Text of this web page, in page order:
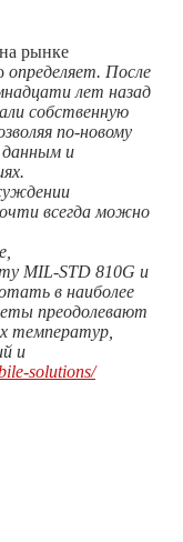
рынке
определяет. После
лет назад
собственную
по-новому
данным и
всегда можно
MIL-STD 810G и
в наиболее
преодолевают
температур,
и
solutions/